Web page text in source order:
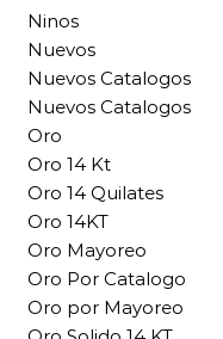
Ninos
Nuevos
Nuevos Catalogos
Nuevos Catalogos
Oro
Oro 14 Kt
Oro 14 Quilates
Oro 14KT
Oro Mayoreo
Oro Por Catalogo
Oro por Mayoreo